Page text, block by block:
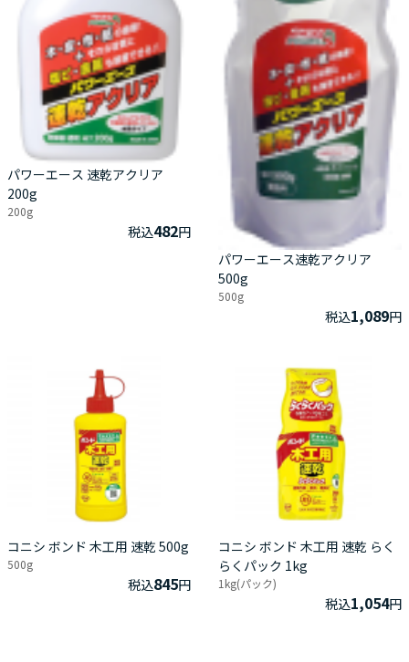
パワーエース 速乾アクリア
200g
200g
税込482円
パワーエース速乾アクリア
500g
500g
税込1,089円
コニシ ボンド 木工用 速乾 500g
500g
税込845円
コニシ ボンド 木工用 速乾 らく
らくパック 1kg
1kg(パック)
税込1,054円